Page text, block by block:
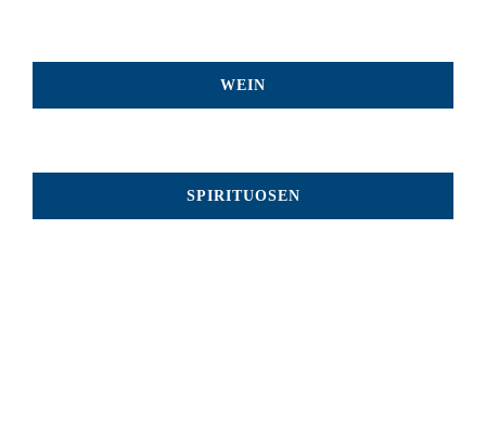
WEIN
SPIRITUOSEN